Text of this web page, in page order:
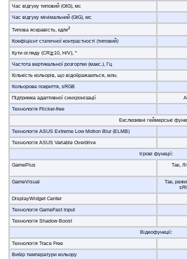
Час відгуку типовий (GtG), мс
Час відгуку мінімальний (GtG), мс
Типова яскравість, кд/м2
Коефіцієнт статичної контрастності (типовий)
Кути огляду (CR≧10, H/V), °
Частота вертикальної розгортки (макс.), Гц
Кількість кольорів, що відображаються, млн.
Кольорове покриття, sRGB
Підтримка адаптивної синхронізації
Технологія Flicker-free
Екслюзивні геймерські
Технологія ASUS Extreme Low Motion Blur (ELMB)
Технологія ASUS Variable Overdrive
Ігрові функції:
GamePlus
Так,
GameVisual
Так,
DisplayWidget Center
Технологія GameFast Input
Технологія Shadow Boost
Відеофункції:
Технологія Trace Free
Вибір температури кольору